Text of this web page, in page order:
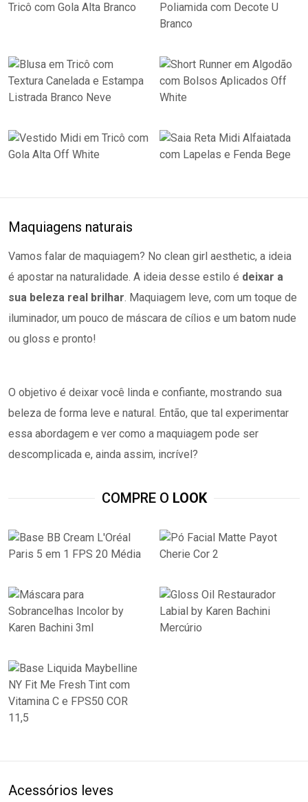
Maquiagens naturais
Vamos falar de maquiagem? No clean girl aesthetic, a ideia
é apostar na naturalidade. A ideia desse estilo é deixar a
sua beleza real brilhar. Maquiagem leve, com um toque de
iluminador, um pouco de máscara de cílios e um batom nude
ou gloss e pronto!
O objetivo é deixar você linda e confiante, mostrando sua
beleza de forma leve e natural. Então, que tal experimentar
essa abordagem e ver como a maquiagem pode ser
descomplicada e, ainda assim, incrível?
COMPRE O LOOK
Acessórios leves